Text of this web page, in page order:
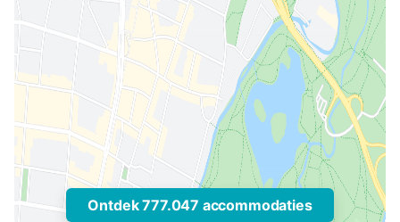
Ontdek 777.047 accommodaties